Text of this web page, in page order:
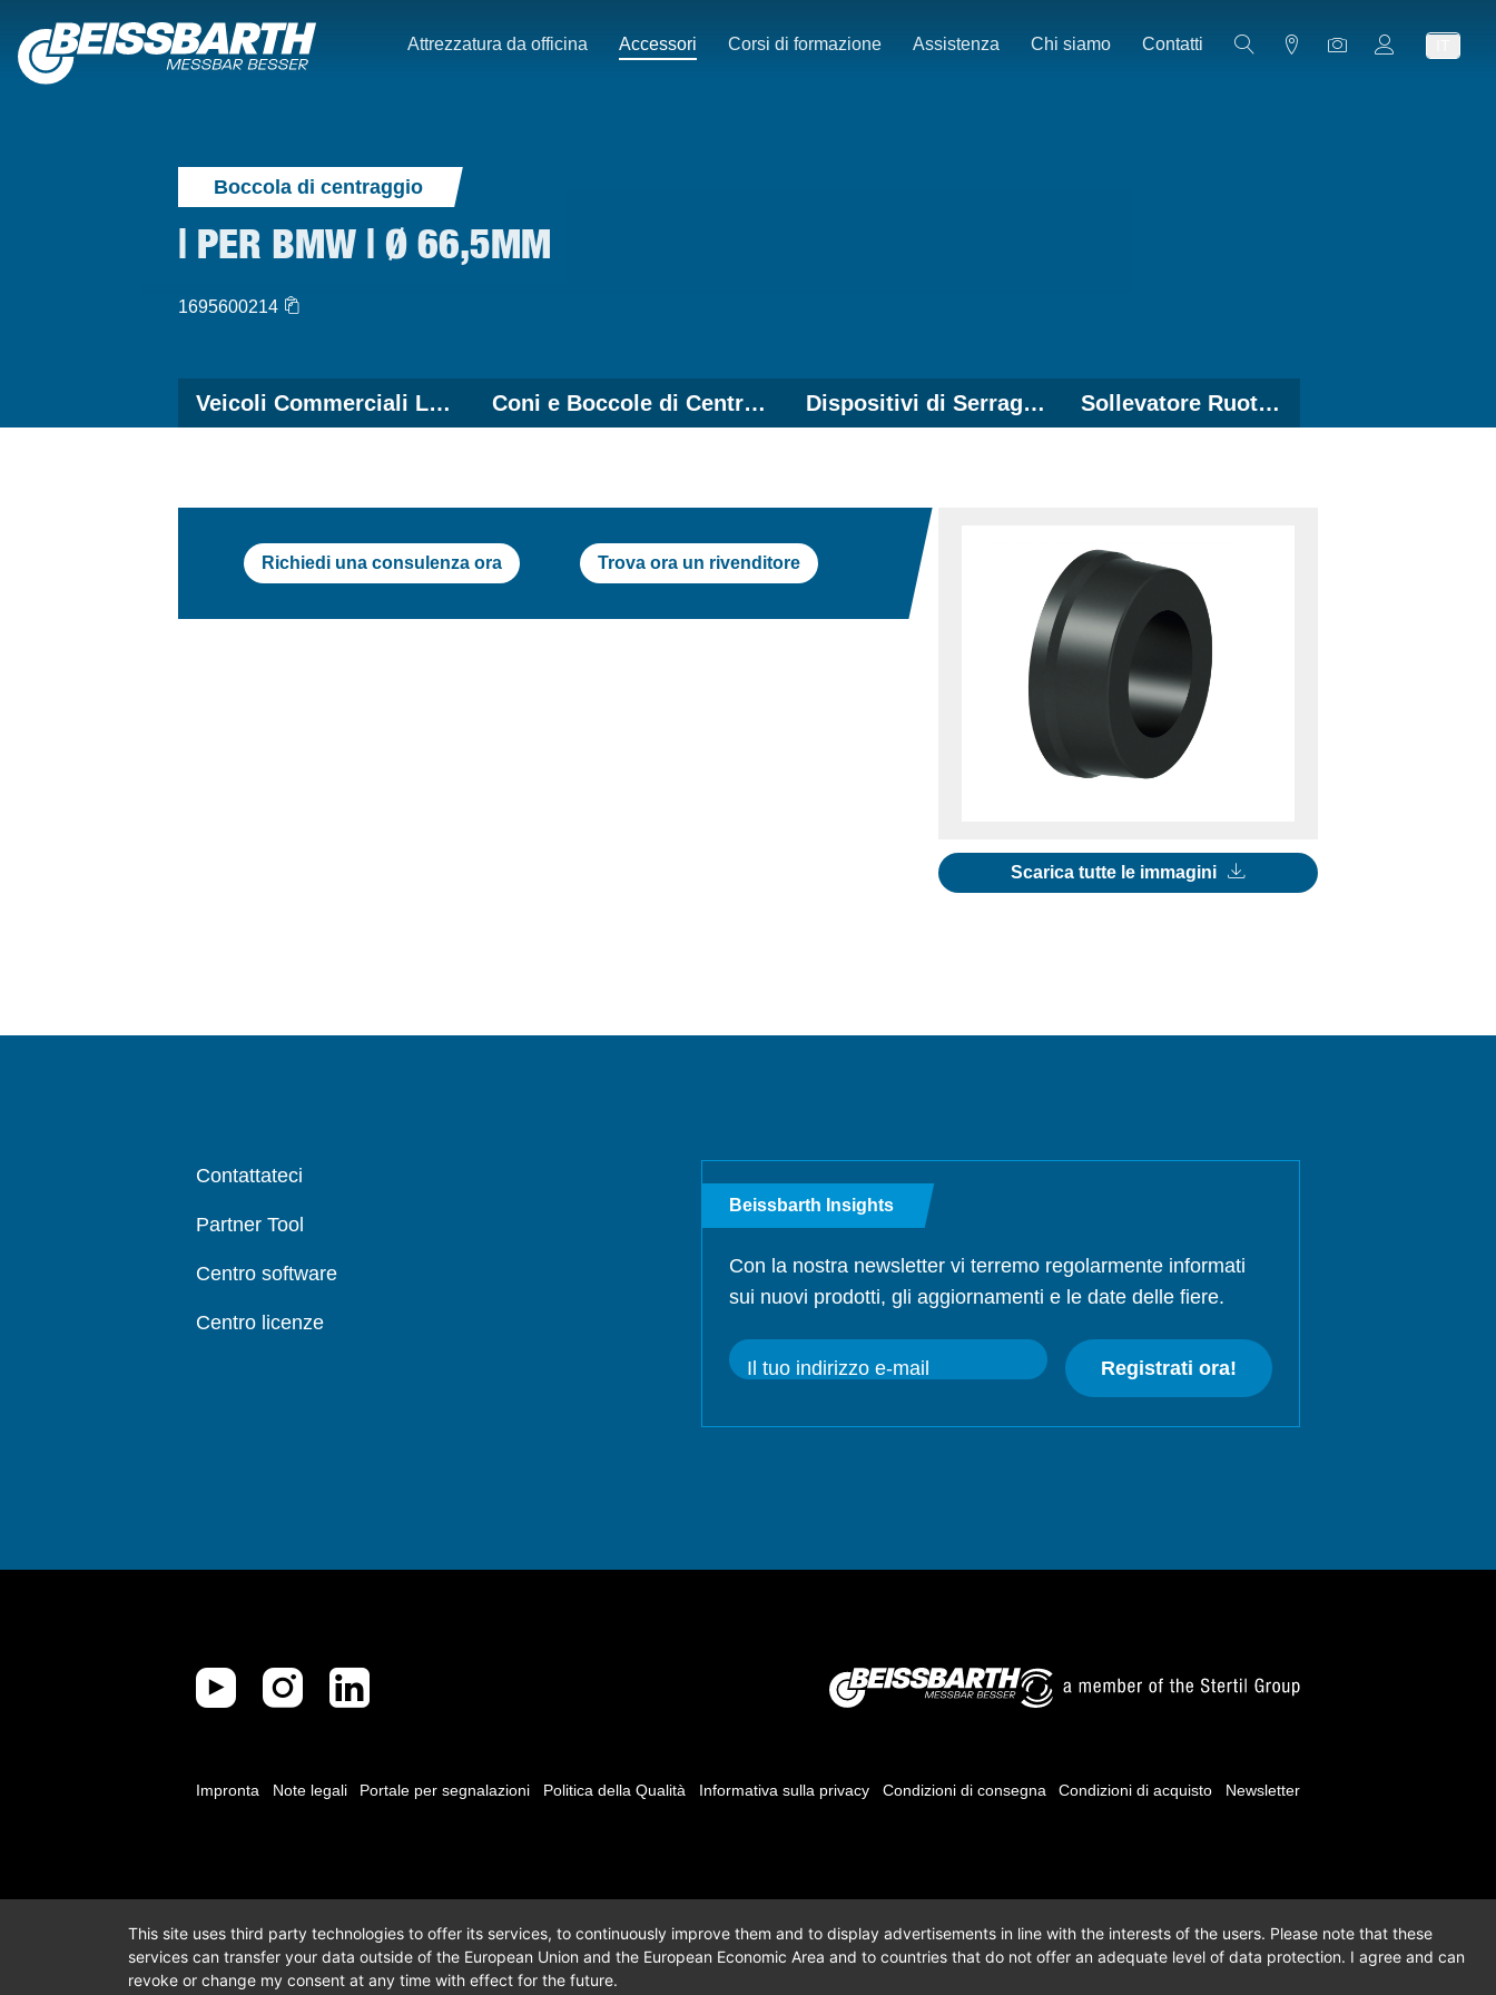
Attrezzatura da officina Accessori Corsi di formazione Assistenza Chi siamo Contatti
Boccola di centraggio
| PER BMW | Ø 66,5MM
1695600214
Veicoli Commerciali Leggeri & Pesanti Coni e Boccole di Centraggio - Accessori Dispositivi di Serraggio - Accessori Sollevatore Ruota - Accessori
Richiedi una consulenza ora Trova ora un rivenditore
Scarica tutte le immagini
Contattateci
Partner Tool
Centro software
Centro licenze
Beissbarth Insights
Con la nostra newsletter vi terremo regolarmente informati
sui nuovi prodotti, gli aggiornamenti e le date delle fiere.
Il tuo indirizzo e-mail Registrati ora!
Impronta Note legali Portale per segnalazioni Politica della Qualità Informativa sulla privacy Condizioni di consegna Condizioni di acquisto Newsletter
This site uses third party technologies to offer its services, to continuously improve them and to display advertisements in line with the interests of the users. Please note that these
services can transfer your data outside of the European Union and the European Economic Area and to countries that do not offer an adequate level of data protection. I agree and can
revoke or change my consent at any time with effect for the future.